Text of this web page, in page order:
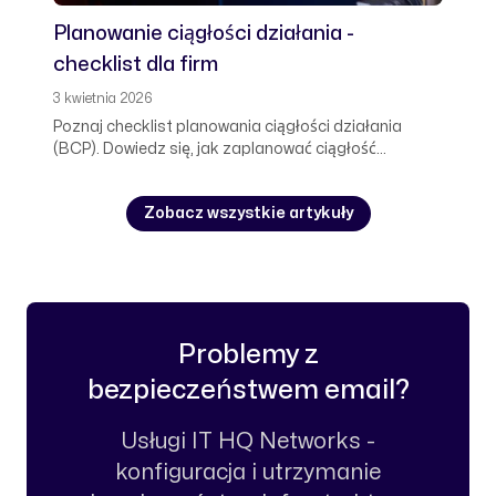
Planowanie ciągłości działania -
checklist dla firm
3 kwietnia 2026
Poznaj checklist planowania ciągłości działania
(BCP). Dowiedz się, jak zaplanować ciągłość
zminimalizować przestoje. Sprawdź kalkulator
kosztów przestoju.Zobacz wszystkie artykuły
Problemy z
bezpieczeństwem email?
Usługi IT HQ Networks -
konfiguracja i utrzymanie